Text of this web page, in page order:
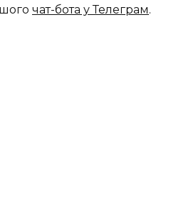
чат-бота у Телеграм.